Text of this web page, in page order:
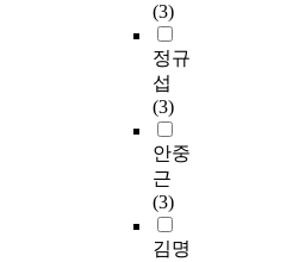
(3)
정규
섭
(3)
안중
근
(3)
김명